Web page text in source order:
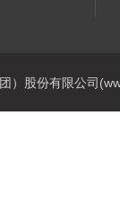
）股份有限公司